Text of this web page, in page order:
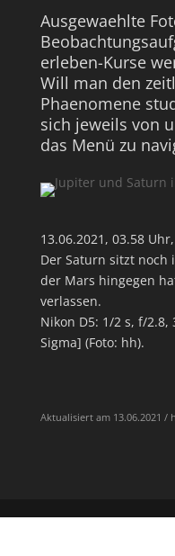
Ausgewaehlte
erleben-Kurse
Will man den
Phaenomene
sich jeweils von
das Menü zu
13.06.2021, 03.58
Der Saturn sitzt noch
der Mars hingegen
verlassen.
Nikon D5: 1/2 s, f/2.8,
Sigma] (Foto: hh).
Aktualisiert am 13.06.2021